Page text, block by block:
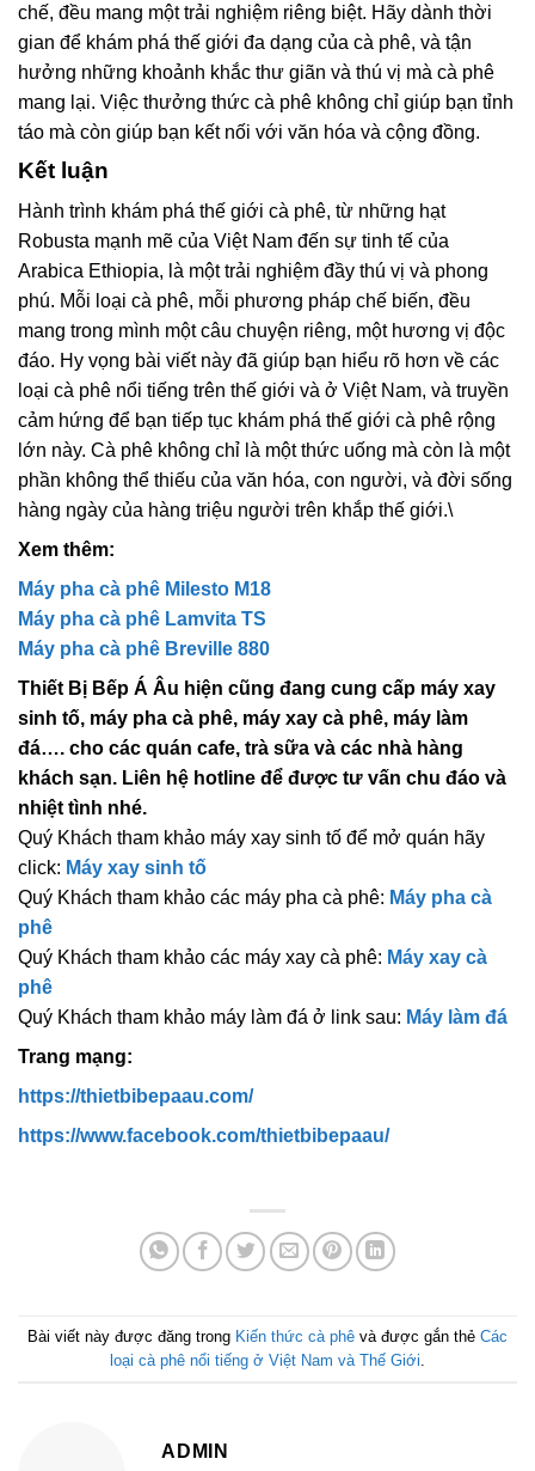
chế, đều mang một trải nghiệm riêng biệt. Hãy dành thời
gian để khám phá thế giới đa dạng của cà phê, và tận
hưởng những khoảnh khắc thư giãn và thú vị mà cà phê
mang lại. Việc thưởng thức cà phê không chỉ giúp bạn tỉnh
táo mà còn giúp bạn kết nối với văn hóa và cộng đồng.
Kết luận
Hành trình khám phá thế giới cà phê, từ những hạt
Robusta mạnh mẽ của Việt Nam đến sự tinh tế của
Arabica Ethiopia, là một trải nghiệm đầy thú vị và phong
phú. Mỗi loại cà phê, mỗi phương pháp chế biến, đều
mang trong mình một câu chuyện riêng, một hương vị độc
đáo. Hy vọng bài viết này đã giúp bạn hiểu rõ hơn về các
loại cà phê nổi tiếng trên thế giới và ở Việt Nam, và truyền
cảm hứng để bạn tiếp tục khám phá thế giới cà phê rộng
lớn này. Cà phê không chỉ là một thức uống mà còn là một
phần không thể thiếu của văn hóa, con người, và đời sống
hàng ngày của hàng triệu người trên khắp thế giới.\
Xem thêm:
Máy pha cà phê Milesto M18
Máy pha cà phê Lamvita TS
Máy pha cà phê Breville 880
Thiết Bị Bếp Á Âu hiện cũng đang cung cấp máy xay
sinh tố, máy pha cà phê, máy xay cà phê, máy làm
đá…. cho các quán cafe, trà sữa và các nhà hàng
khách sạn. Liên hệ hotline để được tư vấn chu đáo và
nhiệt tình nhé.
Quý Khách tham khảo máy xay sinh tố để mở quán hãy
click: Máy xay sinh tố
Quý Khách tham khảo các máy pha cà phê: Máy pha cà
phê
Quý Khách tham khảo các máy xay cà phê: Máy xay cà
phê
Quý Khách tham khảo máy làm đá ở link sau: Máy làm đá
Trang mạng:
https://thietbibepaau.com/
https://www.facebook.com/thietbibepaau/
Bài viết này được đăng trong Kiến thức cà phê và được gắn thẻ Các
loại cà phê nổi tiếng ở Việt Nam và Thế Giới
ADMIN